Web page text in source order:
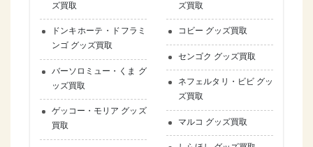
ズ買取
ドンキホーテ・ドフラミ
ンゴ グッズ買取
バーソロミュー・くま グ
ッズ買取
ゲッコー・モリア グッズ
買取
ズ買取
コビー グッズ買取
センゴク グッズ買取
ネフェルタリ・ビビ グッ
ズ買取
マルコ グッズ買取